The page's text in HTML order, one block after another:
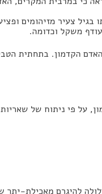
בגיל צעיר מזיהומים
משקל וכדומה.
הקדמון. בתחתית
על פי ניתוח של
להיגרם מאכילת-יתר